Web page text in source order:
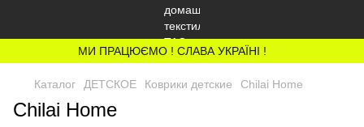
МИ ПРАЦЮЄМО ! СЛАВА УКРАЇНІ !
Каталог ДЕТСКОЕ Коврики детские Chilai Home
Chilai Home